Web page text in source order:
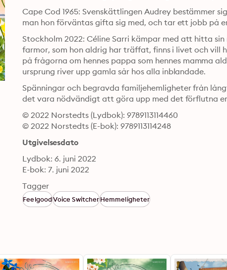
Cape Cod 1965: Svenskättlingen Audrey bestämmer
man hon förväntas gifta sig med, och tar ett jobb på
Stockholm 2022: Céline Sarri kämpar med att hitta
farmor, som hon aldrig har träffat, finns i livet och vill
på frågorna om hennes pappa som hennes mamma
ursprung river upp gamla sår hos alla inblandade.
Spänningar och begravda familjehemligheter från
det vara nödvändigt att göra upp med det förflutna
© 2022 Norstedts (Lydbok): 9789113114460
© 2022 Norstedts (E-bok): 9789113114248
Utgivelsesdato
Lydbok: 6. juni 2022
E-bok: 7. juni 2022
Tagger
FeelgoodVoice SwitcherHemmeligheter